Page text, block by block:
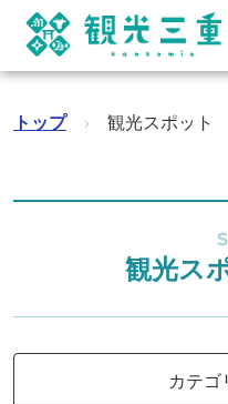
トップ › 観光スポット
観光ス
カテゴ